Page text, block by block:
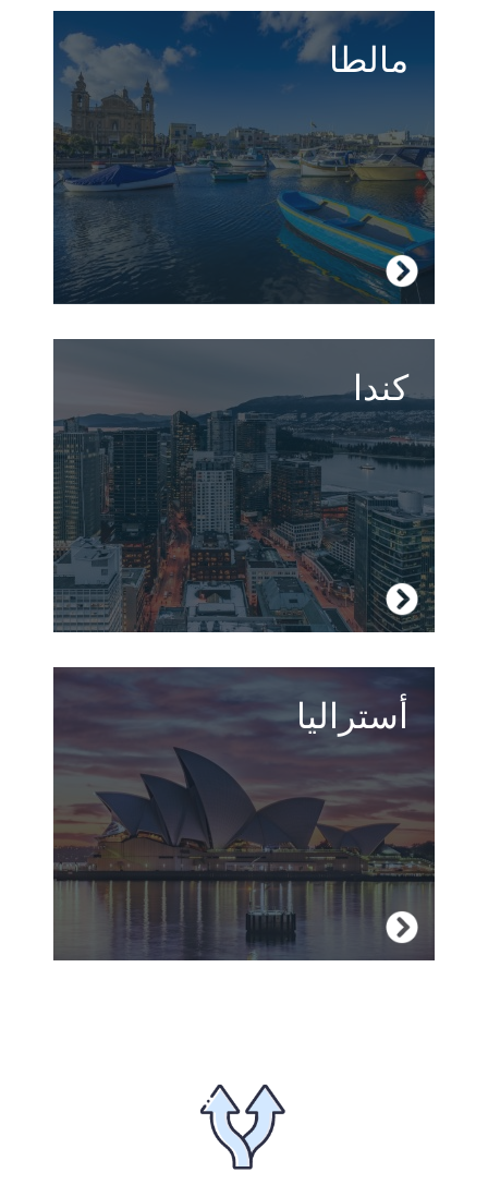
مالطا
مواقع تراث عالمي لمنظمة UNESCO وتاريخ قديم
يمتزجون مع حياة ليلية رائعة وشواطئ مُدهشة.
زر مالطا
كندا
كندا، أرض المليوني بحيرة، بغاباتها الوارفة ودببتها
الشرسة ومدنها الكبيرة العصرية وأناسها
الودودين، هي الوجهة المثالية لإقامتك لدراسة
اللغة.
زر كندا
أسترالياتوسعات غير محدودة ومدن نابضة وسكان
مضيافين وحياة برية مذهلة - كل هذا وأكثر في
أستراليا وجهة السفر النهائية للعديد من الأشخاص.